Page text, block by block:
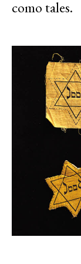
como tales.